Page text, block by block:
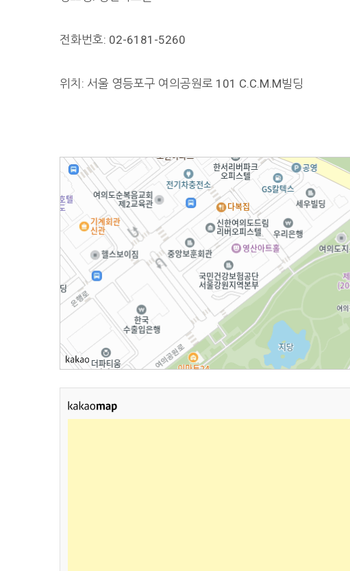
전화번호: 02-6181-5260
위치: 서울 영등포구 여의공원로 101 C.C.M.M빌딩